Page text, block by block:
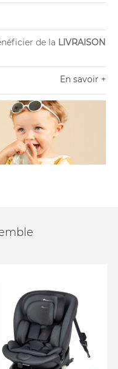
de la LIVRAISON
En savoir +